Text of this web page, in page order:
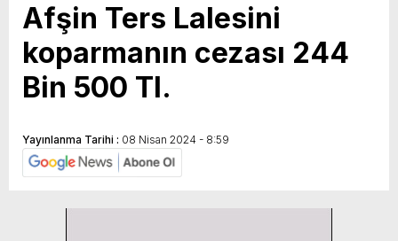
Afşin Ters Lalesini
koparmanın cezası 244
Bin 500 Tl.
Yayınlanma Tarihi : 08 Nisan 2024 - 8:59